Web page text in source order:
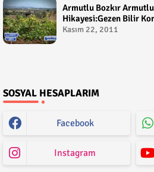
Armutlu Bozkır
Hikayesi:Gezen Bilir
Kasım 22, 2011
SOSYAL HESAPLARIM
Facebook
Instagram